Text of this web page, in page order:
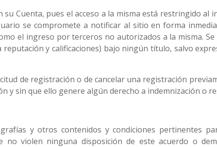
Cuenta, pues el acceso a la misma está restringido al
se compromete a notificar al sitio en forma
el ingreso por terceros no autorizados a la misma. Se
y calificaciones) bajo ningún título, salvo
de registración o de cancelar una registración
y sin que ello genere algún derecho a indemnización o
y otros contenidos y condiciones pertinentes
violen ninguna disposición de este acuerdo o